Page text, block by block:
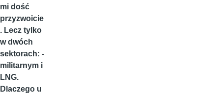
mi dość
przyzwoicie
. Lecz tylko
w dwóch
sektorach: -
militarnym i
LNG.
Dlaczego u